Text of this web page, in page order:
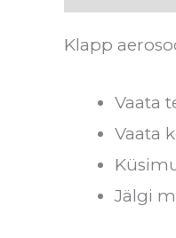
Klapp
Vaata
Vaata
Jälgi